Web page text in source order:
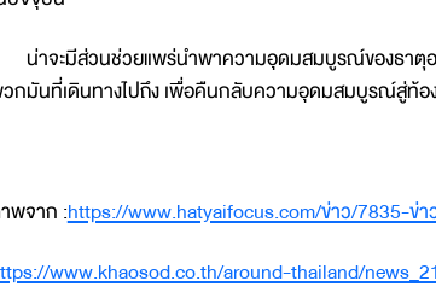
น่าจะมีส่วนช่วยแพร่นำพาความอุดมสมบูรณ์ของธาตุอา
กมันที่เดินทางไปถึง เพื่อคืนกลับความอุดมสมบูรณ์สู่ท้อง
พจาก :https://www.hatyaifocus.com/ข่าว/7835-ข่า
www.khaosod.co.th/around-thailand/